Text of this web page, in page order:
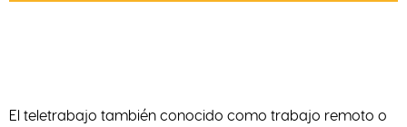
El teletrabajo también conocido como trabajo remoto o